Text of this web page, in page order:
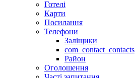
Готелі
Карти
Посилання
Телефони
Заліщики
com_contact_contacts
Район
Оголошення